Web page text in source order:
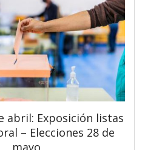
abril: Exposición listas
– Elecciones 28 de
mayo